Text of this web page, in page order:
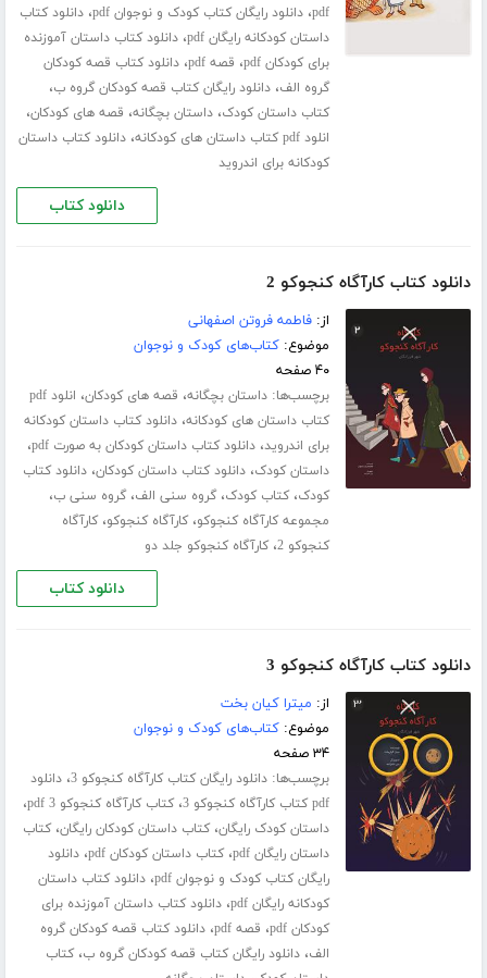
pdf،دانلود رایگان کتاب کودک و نوجوان pdf ،دانلود کتاب
داستان کودکانه رایگان pdf
،دانلود کتاب داستان آموزنده
برای کودکان pdf
، قصه pdf ،دانلود کتاب قصه کودکان
گروه الف،دانلود رایگان کتاب قصه کودکان گروه ب،
کتاب داستان کودک،داستان بچگانه، قصه های کودکان،
انلود pdf کتاب داستان های کودکانه ،دانلود کتاب داستان
کودکانه برای اندروید
دانلود کتاب
دانلود کتاب کارآگاه کنجوکو 2
از:فاطمه فروتن اصفهانی
موضوع:کتاب‌های کودک و نوجوان
۴۰ صفحه
برچسب‌ها:داستان بچگانه، قصه های کودکان،
انلود pdf
کتاب داستان های کودکانه،دانلود کتاب داستان کودکانه
برای اندروید،دانلود کتاب داستان کودکان به صورت pdf ،
داستان کودک،دانلود کتاب داستان کودکان،دانلود کتاب
کودک،کتاب کودک،گروه سنی الف،گروه سنی ب،
مجموعه کارآگاه کنجوکو،کارآگاه کنجوکو،کارآگاه
کنجوکو 2 ،کارآگاه کنجوکو جلد دو
دانلود کتاب
دانلود کتاب کارآگاه کنجوکو 3
از: میترا کیان بخت
موضوع:کتاب‌های کودک و نوجوان
۳۴ صفحه
برچسب‌ها:دانلود رایگان کتاب کارآگاه کنجوکو 3 ،دانلود
pdf کتاب کارآگاه کنجوکو 3
،کتاب کارآگاه کنجوکو 3 pdf ،
داستان کودک رایگان،کتاب داستان کودکان رایگان،کتاب
داستان رایگان pdf
،کتاب داستان کودکان pdf ،دانلود
رایگان کتاب کودک و نوجوان pdf
،دانلود کتاب داستان
کودکانه رایگان pdf
،دانلود کتاب داستان آموزنده برای
کودکان pdf
، قصه pdf ،دانلود کتاب قصه کودکان گروه
الف،دانلود رایگان کتاب قصه کودکان گروه ب،کتاب